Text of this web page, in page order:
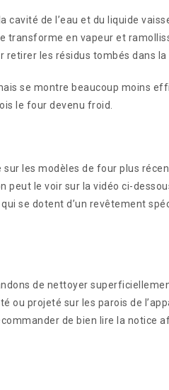
cavité de l’eau et du liquide
transforme en vapeur et
retirer les résidus tombés dans la
se montre beaucoup moins
le four devenu froid.
sur les modèles de four plus
peut le voir sur la vidéo ci-
se dotent d’un revêtement
de nettoyer
ou projeté sur les parois de
de bien lire la notice